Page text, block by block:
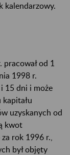
kalendarzowy.
od 1
1998 r.
15 dni i może
uzyskanych od
kwot
rok 1996 r.,
był objęty